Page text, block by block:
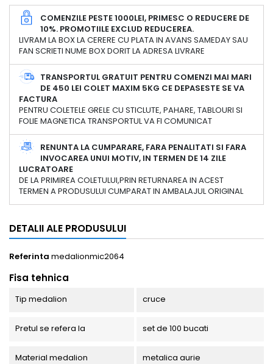
COMENZILE PESTE 1000LEI, PRIMESC O REDUCERE DE
10%. PROMOTIILE EXCLUD REDUCEREA.
LIVRAM LA BOX LA CERERE CU PLATA IN AVANS SAMEDAY SAU
FAN SCRIETI NUME BOX DORIT LA ADRESA LIVRARE
TRANSPORTUL GRATUIT PENTRU COMENZI MAI MARI
DE 450 LEI COLET MAXIM 5KG CE DEPASESTE SE VA
FACTURA
PENTRU COLETELE GRELE CU STICLUTE, PAHARE, TABLOURI SI
FOLIE MAGNETICA TRANSPORTUL VA FI COMUNICAT
RENUNTA LA CUMPARARE, FARA PENALITATI SI FARA
INVOCAREA UNUI MOTIV, IN TERMEN DE 14 ZILE
LUCRATOARE
DE LA PRIMIREA COLETULUI,PRIN RETURNAREA IN ACEST
TERMEN A PRODUSULUI CUMPARAT IN AMBALAJUL ORIGINAL
DETALII ALE PRODUSULUI
Referinta medalionmic2064
Fisa tehnica
Tip medalion cruce
Pretul se refera la set de 100 bucati
Material medalion metalica aurie